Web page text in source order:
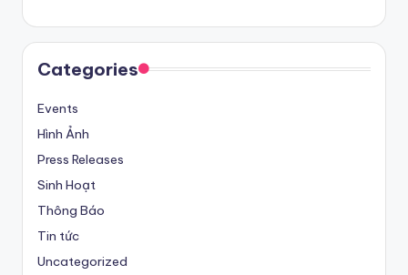
Categories
Events
Hình Ảnh
Press Releases
Sinh Hoạt
Thông Báo
Tin tức
Uncategorized